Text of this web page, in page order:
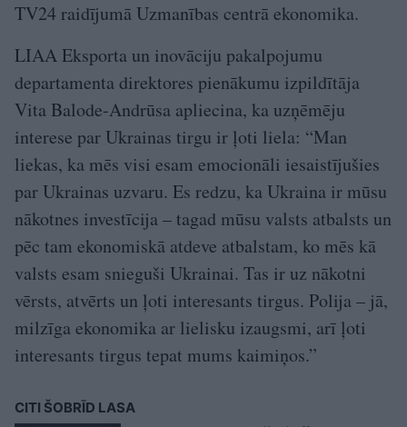
TV24 raidījumā Uzmanības centrā ekonomika.
LIAA Eksporta un inovāciju pakalpojumu
departamenta direktores pienākumu izpildītāja
Vita Balode-Andrūsa apliecina, ka uzņēmēju
interese par Ukrainas tirgu ir ļoti liela: “Man
liekas, ka mēs visi esam emocionāli iesaistījušies
par Ukrainas uzvaru. Es redzu, ka Ukraina ir mūsu
nākotnes investīcija – tagad mūsu valsts atbalsts un
pēc tam ekonomiskā atdeve atbalstam, ko mēs kā
valsts esam snieguši Ukrainai. Tas ir uz nākotni
vērsts, atvērts un ļoti interesants tirgus. Polija – jā,
milzīga ekonomika ar lielisku izaugsmi, arī ļoti
interesants tirgus tepat mums kaimiņos.”
CITI ŠOBRĪD LASA